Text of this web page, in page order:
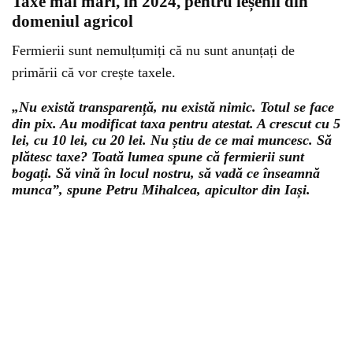
domeniul agricol
Fermierii sunt nemulțumiți că nu sunt anunțați de
primării că vor crește taxele.
„Nu există transparență, nu există nimic. Totul se face
din pix. Au modificat taxa pentru atestat. A crescut cu 5
lei, cu 10 lei, cu 20 lei. Nu știu de ce mai muncesc. Să
plătesc taxe? Toată lumea spune că fermierii sunt
bogați. Să vină în locul nostru, să vadă ce înseamnă
munca”, spune Petru Mihalcea, apicultor din Iași.